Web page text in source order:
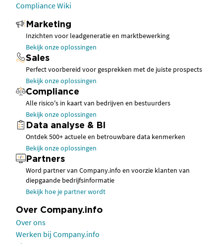
Compliance Wiki
Marketing
Inzichten voor leadgeneratie en marktbewerking
Bekijk onze oplossingen
Sales
Perfect voorbereid voor gesprekken met de juiste prospects
Bekijk onze oplossingen
Compliance
Alle risico's in kaart van bedrijven en bestuurders
Bekijk onze oplossingen
Data analyse & BI
Ontdek 500+ actuele en betrouwbare data kenmerken
Bekijk onze oplossingen
Partners
Word partner van Company.info en voorzie klanten van
diepgaande bedrijfsinformatie
Bekijk hoe je partner wordt
Over Company.info
Over ons
Werken bij Company.info